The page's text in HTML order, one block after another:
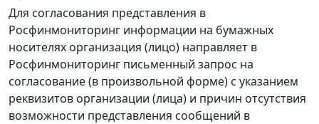
Для согласования представления в
Росфинмониторинг информации на бумажных
носителях организация (лицо) направляет в
Росфинмониторинг письменный запрос на
согласование (в произвольной форме) с указанием
реквизитов организации (лица) и причин отсутствия
возможности представления сообщений в